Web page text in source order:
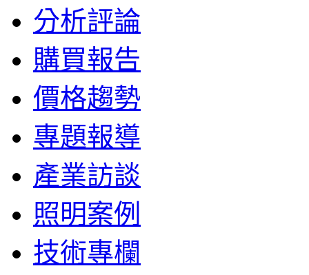
分析評論
購買報告
價格趨勢
專題報導
產業訪談
照明案例
技術專欄